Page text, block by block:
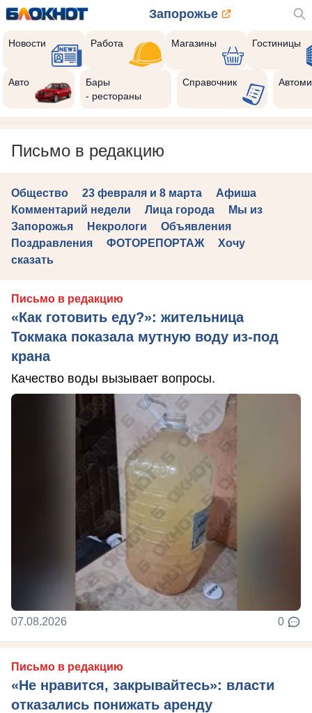
Запорожье
Новости Работа Магазины Гостиницы
Авто
Бары
- рестораны
Справочник
Письмо в редакцию
Общество 23 февраля и 8 марта
Афиша
Комментарий недели
Лица города
Мы из
Запорожья
Некрологи
Объявления
Поздравления
ФОТОРЕПОРТАЖ
Хочу
сказать
Письмо в редакцию
«Как готовить еду?»: жительница
Токмака показала мутную воду из-под
крана
Качество воды вызывает вопросы.
07.08.2026 0
Письмо в редакцию
«Не нравится, закрывайтесь»: власти
отказались понижать аренду